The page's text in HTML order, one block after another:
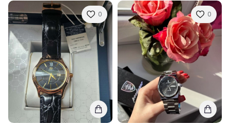
0 0